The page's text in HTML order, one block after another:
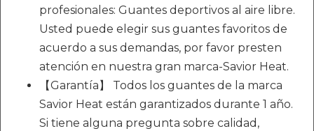
profesionales: Guantes deportivos al aire libre.
Usted puede elegir sus guantes favoritos de
acuerdo a sus demandas, por favor presten
atención en nuestra gran marca-Savior Heat.
【Garantía】 Todos los guantes de la marca
Savior Heat están garantizados durante 1 año.
Si tiene alguna pregunta sobre calidad,